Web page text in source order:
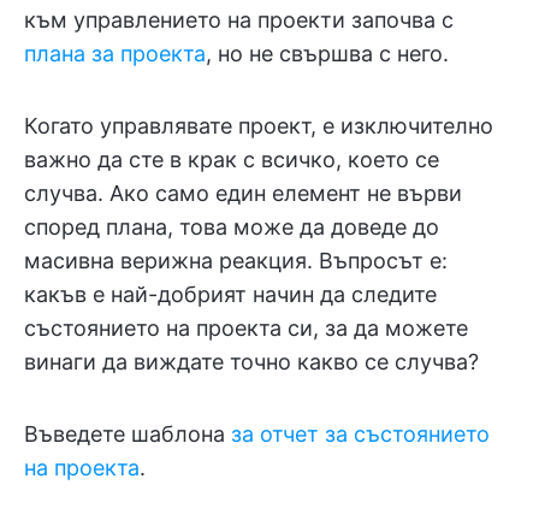
към управлението на проекти започва с
плана за проекта, но не свършва с него.
Когато управлявате проект, е изключително
важно да сте в крак с всичко, което се
случва. Ако само един елемент не върви
според плана, това може да доведе до
масивна верижна реакция. Въпросът е:
какъв е най-добрият начин да следите
състоянието на проекта си, за да можете
винаги да виждате точно какво се случва?
Въведете шаблона за отчет за състоянието
на проекта.